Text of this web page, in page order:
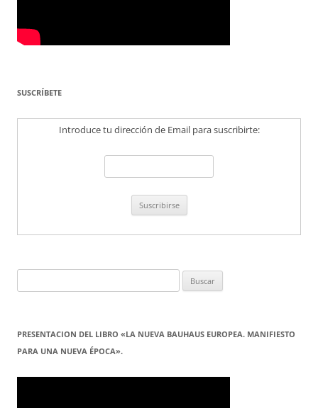
SUSCRÍBETE
Introduce tu dirección de Email para suscribirte:
PRESENTACION DEL LIBRO «LA NUEVA BAUHAUS EUROPEA. MANIFIESTO
PARA UNA NUEVA ÉPOCA».